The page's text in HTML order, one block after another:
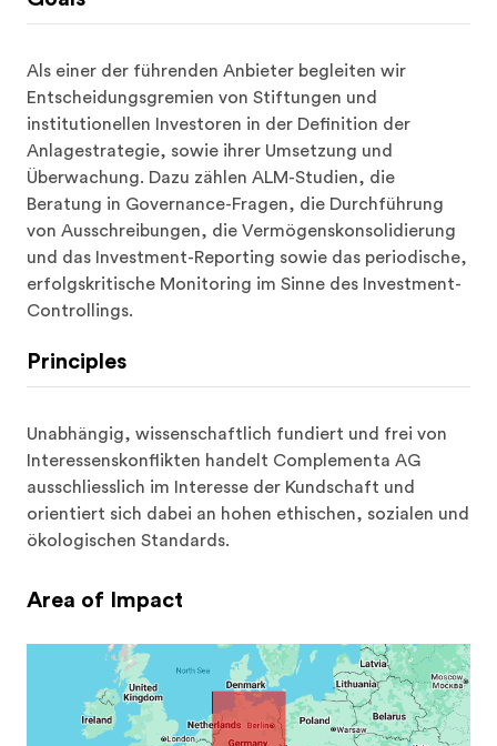
Als einer der führenden Anbieter begleiten wir
Entscheidungsgremien von Stiftungen und
institutionellen Investoren in der Definition der
Anlagestrategie, sowie ihrer Umsetzung und
Überwachung. Dazu zählen ALM-Studien, die
Beratung in Governance-Fragen, die Durchführung
von Ausschreibungen, die Vermögenskonsolidierung
und das Investment-Reporting sowie das periodische,
erfolgskritische Monitoring im Sinne des Investment-
Controllings.
Principles
Unabhängig, wissenschaftlich fundiert und frei von
Interessenskonflikten handelt Complementa AG
ausschliesslich im Interesse der Kundschaft und
orientiert sich dabei an hohen ethischen, sozialen und
ökologischen Standards.
Area of Impact